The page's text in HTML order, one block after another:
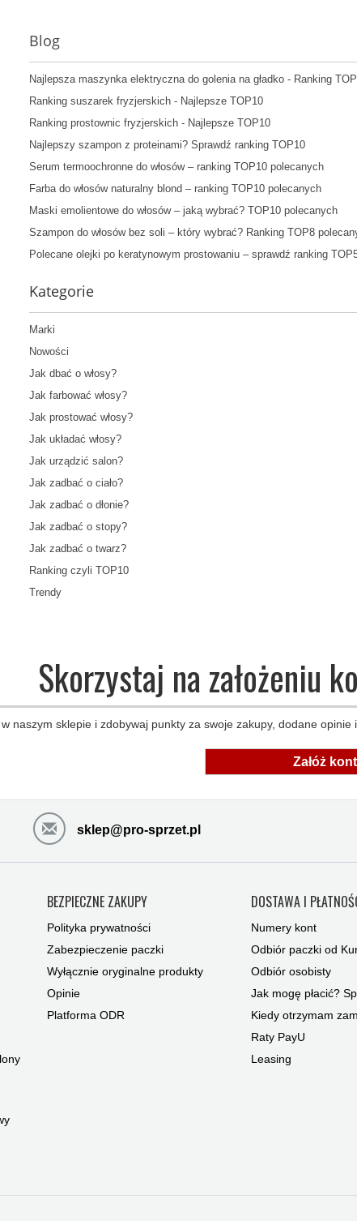
Blog
Najlepsza maszynka elektryczna do golenia na gładko - Ranking
Ranking suszarek fryzjerskich - Najlepsze TOP10
Ranking prostownic fryzjerskich - Najlepsze TOP10
Najlepszy szampon z proteinami? Sprawdź ranking TOP10
Serum termoochronne do włosów – ranking TOP10 polecanych
Farba do włosów naturalny blond – ranking TOP10 polecanych
Maski emolientowe do włosów – jaką wybrać? TOP10 polecanych
Szampon do włosów bez soli – który wybrać? Ranking TOP8
Polecane olejki po keratynowym prostowaniu – sprawdź ranking
Kategorie
Marki
Nowości
Jak dbać o włosy?
Jak farbować włosy?
Jak prostować włosy?
Jak układać włosy?
Jak urządzić salon?
Jak zadbać o ciało?
Jak zadbać o dłonie?
Jak zadbać o stopy?
Jak zadbać o twarz?
Ranking czyli TOP10
Trendy
Skorzystaj na założeniu
w naszym sklepie i zdobywaj punkty za swoje zakupy, dodane
Załóż
sklep@pro-sprzet.pl
BEZPIECZNE ZAKUPY
Polityka prywatności
Zabezpieczenie paczki
Wyłącznie oryginalne produkty
Opinie
Platforma ODR
DOSTAWA I
Numery kont
Odbiór paczki od
Odbiór osobisty
Jak mogę płacić?
Kiedy otrzymam
Raty PayU
Leasing